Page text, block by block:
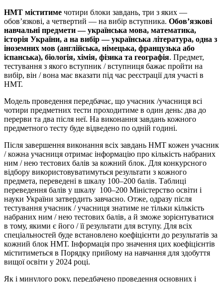
НМТ міститиме чотири блоки завдань, три з яких —
обов’язкові, а четвертий — на вибір вступника. Обов’язкові
навчальні предмети — українська мова, математика,
історія України, а на вибір — українська література, одна з
іноземних мов (англійська, німецька, французька або
іспанська), біологія, хімія, фізика та географія. Предмет,
тестування з якого вступник / вступниця бажає пройти на
вибір, він / вона має вказати під час реєстрації для участі в
НМТ.
Модель проведення передбачає, що учасник /учасниця всі
чотири предметних тести проходитиме в один день: два до
перерви та два після неї. На виконання завдань кожного
предметного тесту буде відведено по одній годині.
Після завершення виконання всіх завдань НМТ кожен учасник
/ кожна учасниця отримає інформацію про кількість набраних
ним / нею тестових балів за кожний блок. Для конкурсного
відбору використовуватимуться результати з кожного
предмета, переведені в шкалу 100–200 балів. Таблиці
переведення балів у шкалу 100–200 Міністерство освіти і
науки України затвердить завчасно. Отже, одразу після
тестування учасник / учасниця знатиме не тільки кількість
набраних ним / нею тестових балів, а й зможе зорієнтуватися
в тому, якими є його / її результати для вступу. Для всіх
спеціальностей буде встановлено коефіцієнти до результатів за
кожний блок НМТ. Інформація про значення цих коефіцієнтів
міститиметься в Порядку прийому на навчання для здобуття
вищої освіти у 2024 році.
Як і минулого року, передбачено проведення основних і